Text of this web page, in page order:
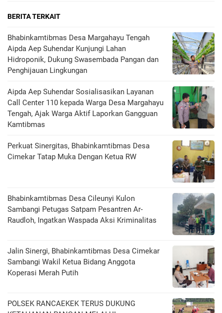
BERITA TERKAIT
Bhabinkamtibmas Desa Margahayu Tengah
Aipda Aep Suhendar Kunjungi Lahan
Hidroponik, Dukung Swasembada Pangan dan
Penghijauan Lingkungan
Aipda Aep Suhendar Sosialisasikan Layanan
Call Center 110 kepada Warga Desa Margahayu
Tengah, Ajak Warga Aktif Laporkan Gangguan
Kamtibmas
Perkuat Sinergitas, Bhabinkamtibmas Desa
Cimekar Tatap Muka Dengan Ketua RW
Bhabinkamtibmas Desa Cileunyi Kulon
Sambangi Petugas Satpam Pesantren Ar-
Raudloh, Ingatkan Waspada Aksi Kriminalitas
Jalin Sinergi, Bhabinkamtibmas Desa Cimekar
Sambangi Wakil Ketua Bidang Anggota
Koperasi Merah Putih
POLSEK RANCAEKEK TERUS DUKUNG